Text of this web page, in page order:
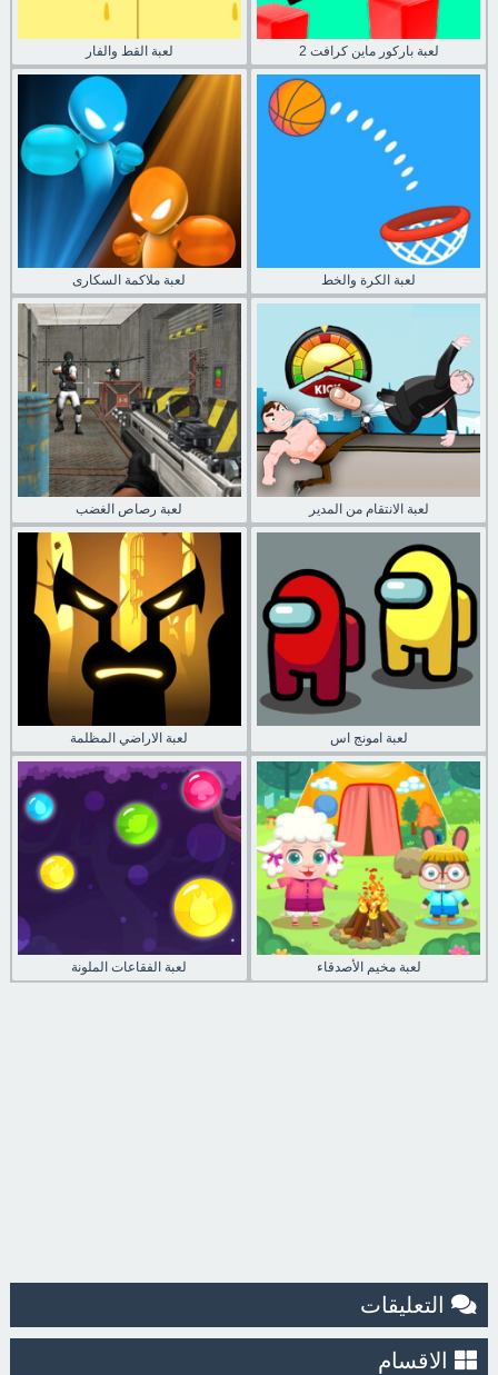
لعبة القط والفار لعبة باركور ماين كرافت 2
لعبة ملاكمة السكارى لعبة الكرة والخط
لعبة رصاص الغضب لعبة الانتقام من المدير
لعبة الاراضي المظلمة لعبة امونج اس
لعبة الفقاعات الملونة لعبة مخيم الأصدقاء
التعليقات
الاقسام